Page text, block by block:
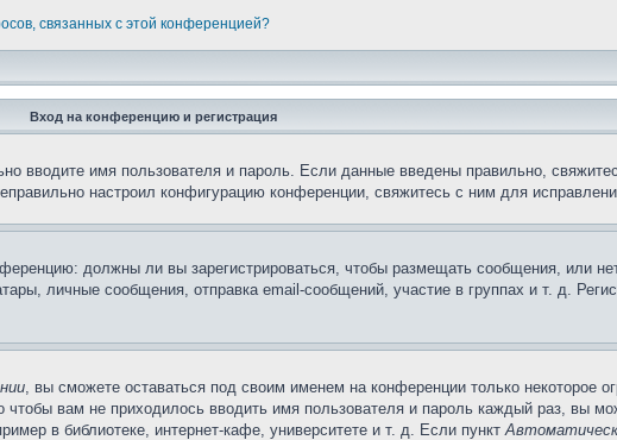
связанных с этой конференцией?
Вход на конференцию и регистрация
вводите имя пользователя и пароль. Если данные введены правильно,
настроил конфигурацию конференции, свяжитесь с ним для
должны ли вы зарегистрироваться, чтобы размещать сообщения, или
личные сообщения, отправка email-сообщений, участие в группах и т. д.
, вы сможете оставаться под своим именем на конференции только некоторое
чтобы вам не приходилось вводить имя пользователя и пароль каждый раз, вы
в библиотеке, интернет-кафе, университете и т. д. Если пункт